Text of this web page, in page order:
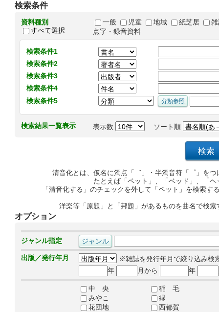
検索条件
資料種別
すべて選択
一般 児童 地域 紙芝居
点字・録音資料
検索条件1
検索条件2
検索条件3
検索条件4
検索条件5
検索結果一覧表示 表示数 ソート順
清音化とは、仮名に濁点「゛」・半濁音符「゜」を
たとえば「ペット」、「ベッド」、「
「清音化する」のチェックを外して「ペット」を検索
洋楽等「原題」と「邦題」があるものを曲名で検
オプション
ジャンル指定
出版／発行年月
※雑誌を発行年月で絞り込み検
年
月から 年
中 央
稲 毛
みやこ
緑
花団地
西都賀